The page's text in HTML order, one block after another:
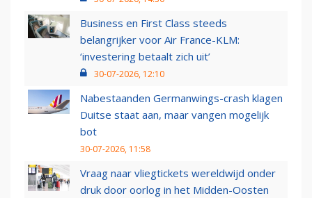
Business en First Class steeds
belangrijker voor Air France-KLM:
‘investering betaalt zich uit’
30-07-2026, 12:10
Nabestaanden Germanwings-crash klagen
Duitse staat aan, maar vangen mogelijk
bot
30-07-2026, 11:58
Vraag naar vliegtickets wereldwijd onder
druk door oorlog in het Midden-Oosten